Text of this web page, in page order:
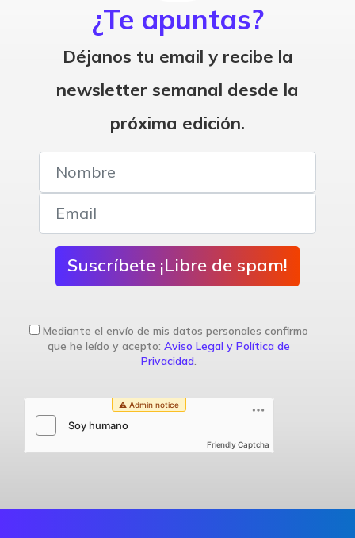
¿Te apuntas?
Déjanos tu email y recibe la
newsletter semanal desde la
próxima edición.
Suscríbete ¡Libre de spam!
Mediante el envío de mis datos personales confirmo
que he leído y acepto: Aviso Legal y Política de
Privacidad.
Friendly Captcha